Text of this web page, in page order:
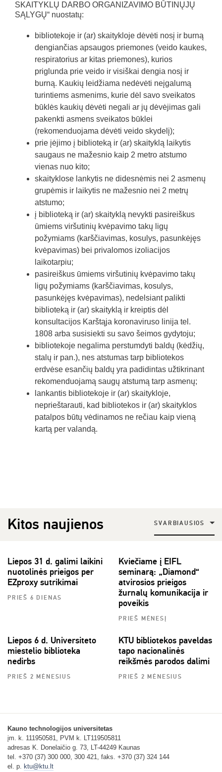
SKAITYKLŲ DARBO ORGANIZAVIMO BŪTINŲJŲ
SĄLYGŲ“ nuostatų:
bibliotekoje ir (ar) skaitykloje dėvėti nosį ir burną
dengiančias apsaugos priemones (veido kaukes,
respiratorius ar kitas priemones), kurios
priglunda prie veido ir visiškai dengia nosį ir
burną. Kaukių leidžiama nedėvėti neįgalumą
turintiems asmenims, kurie dėl savo sveikatos
būklės kaukių dėvėti negali ar jų dėvėjimas gali
pakenkti asmens sveikatos būklei
(rekomenduojama dėvėti veido skydelį);
prie įėjimo į biblioteką ir (ar) skaityklą laikytis
saugaus ne mažesnio kaip 2 metro atstumo
vienas nuo kito;
skaityklose lankytis ne didesnėmis nei 2 asmenų
grupėmis ir laikytis ne mažesnio nei 2 metrų
atstumo;
į biblioteką ir (ar) skaityklą nevykti pasireiškus
ūmiems viršutinių kvėpavimo takų ligų
požymiams (karščiavimas, kosulys, pasunkėjęs
kvėpavimas) bei privalomos izoliacijos
laikotarpiu;
pasireiškus ūmiems viršutinių kvėpavimo takų
ligų požymiams (karščiavimas, kosulys,
pasunkėjęs kvėpavimas), nedelsiant palikti
biblioteką ir (ar) skaityklą ir kreiptis dėl
konsultacijos Karštąja koronaviruso linija tel.
1808 arba susisiekti su savo šeimos gydytoju;
bibliotekoje negalima perstumdyti baldų (kėdžių,
stalų ir pan.), nes atstumas tarp bibliotekos
erdvėse esančių baldų yra padidintas užtikrinant
rekomenduojamą saugų atstumą tarp asmenų;
lankantis bibliotekoje ir (ar) skaitykloje,
neprieštarauti, kad bibliotekos ir (ar) skaityklos
patalpos būtų vėdinamos ne rečiau kaip vieną
kartą per valandą.
Kitos naujienos SVARBIAUSIOS
Liepos 31 d. galimi laikini
nuotolinės prieigos per
EZproxy sutrikimai
PRIEŠ 6 DIENAS
Kviečiame į EIFL
seminarą: „Diamond“
atvirosios prieigos
žurnalų komunikacija ir
poveikis
PRIEŠ MĖNESĮ
Liepos 6 d. Universiteto
miestelio biblioteka
nedirbs
PRIEŠ 2 MĖNESIUS
KTU bibliotekos paveldas
tapo nacionalinės
reikšmės parodos dalimi
PRIEŠ 2 MĖNESIUS
Kauno technologijos universitetas
įm. k. 111950581, PVM k. LT119505811
adresas K. Donelaičio g. 73, LT-44249 Kaunas
tel. +370 (37) 300 000, 300 421, faks. +370 (37) 324 144
el. p. ktu@ktu.lt